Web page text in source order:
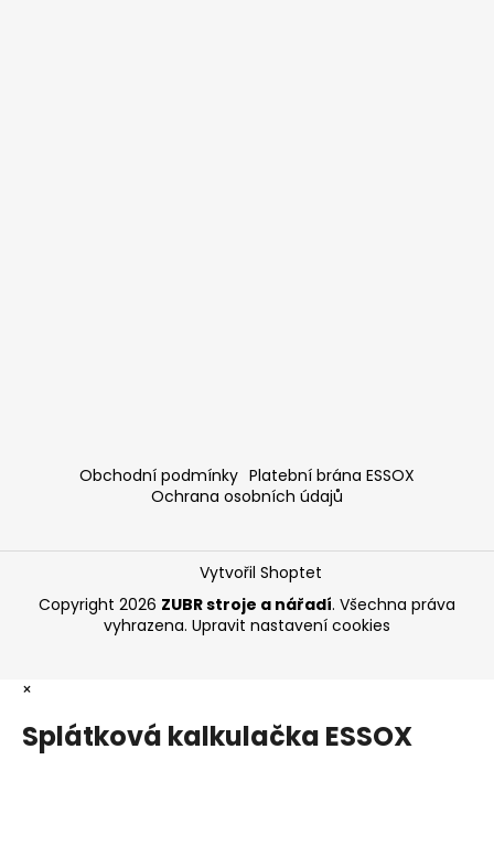
Obchodní podmínky Platební brána ESSOX
Ochrana osobních údajů
Vytvořil Shoptet
Copyright 2026 ZUBR stroje a nářadí. Všechna práva
vyhrazena. Upravit nastavení cookies
×
Splátková kalkulačka ESSOX